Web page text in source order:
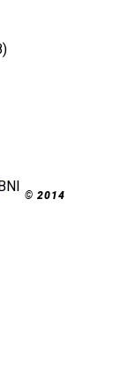
© 2014